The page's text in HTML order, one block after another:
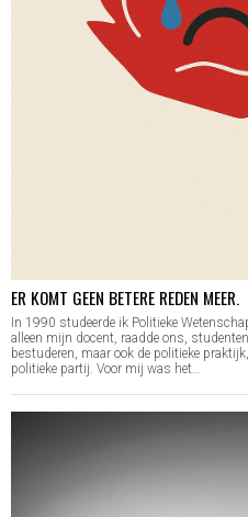
ER KOMT GEEN BETERE REDEN MEER.
In 1990 studeerde ik Politieke
alleen mijn docent, raadde ons,
bestuderen, maar ook de politieke
politieke partij. Voor mij was het…